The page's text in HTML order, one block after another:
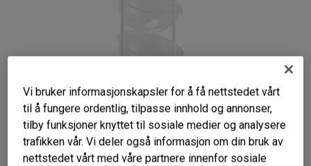
Vi bruker informasjonskapsler for å få nettstedet vårt
til å fungere ordentlig, tilpasse innhold og annonser,
tilby funksjoner knyttet til sosiale medier og analysere
trafikken vår. Vi deler også informasjon om din bruk av
nettstedet vårt med våre partnere innenfor sosiale